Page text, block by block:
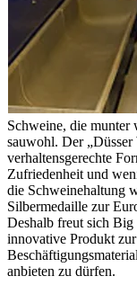
Schweine, die
sauwohl. Der
verhaltensgerechte
Zufriedenheit und
die Schweinehaltung
Silbermedaille zur
Deshalb freut sich Big
innovative Produkt
anbieten zu dürfen.